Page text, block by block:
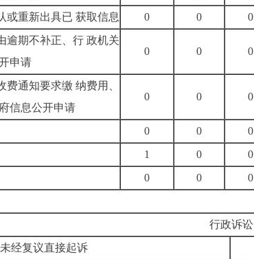
或重新出具已 获取信息 0 0 0
逾期不补正、行 政机关
申请
0 0 0
费通知要求缴 纳费用、
信息公开申请
0 0 0
0 0 0
1 0 0
0 0 0
行政诉讼
未经复议直接起诉